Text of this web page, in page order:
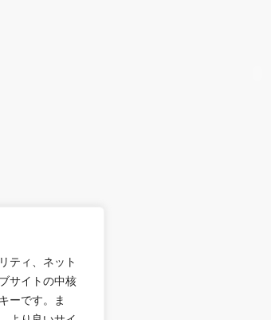
ティ、ネット
サイトの中核
ーです。ま